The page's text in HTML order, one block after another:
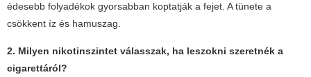
édesebb folyadékok gyorsabban koptatják a fejet. A tünete a
csökkent íz és hamuszag.
2. Milyen nikotinszintet válasszak, ha leszokni szeretnék a
cigarettáról?